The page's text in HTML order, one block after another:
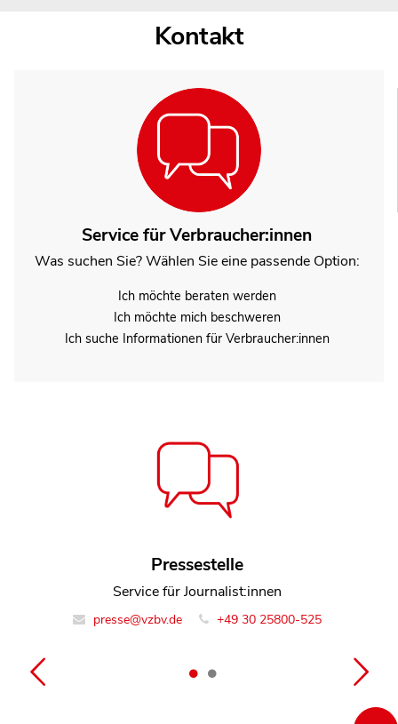
Kontakt
Service für Verbraucher:innen
Was suchen Sie? Wählen Sie eine passende Option:
Ich möchte beraten werden
Ich möchte mich beschweren
Ich suche Informationen für Verbraucher:innen
Pressestelle
Service für Journalist:innen
presse@vzbv.de +49 30 25800-525
Dr. Heiko Fürst
Referent Team Marktbeobachtung Finanzmarkt
info@vzbv.de +49 30 258 00-0